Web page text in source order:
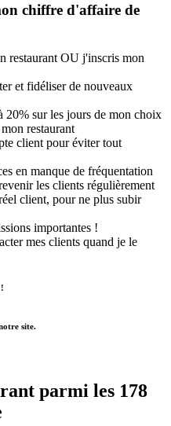
chiffre d'affaire de
restaurant OU j'inscris mon
et fidéliser de nouveaux
20% sur les jours de mon choix
restaurant
client pour éviter tout
en manque de fréquentation
les clients régulièrement
client, pour ne plus subir
importantes !
mes clients quand je le
site.
parmi les 178